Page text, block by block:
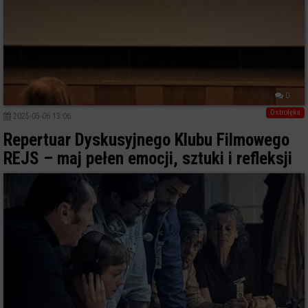
0
Ostrołęka
2025-05-06 13:06
Repertuar Dyskusyjnego Klubu Filmowego
REJS – maj pełen emocji, sztuki i refleksji